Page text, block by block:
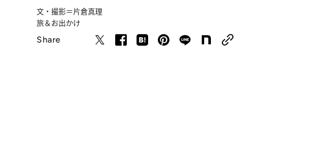
文・撮影＝片倉真理
旅＆お出かけ
Share